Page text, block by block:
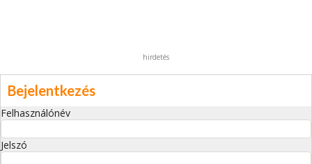
hirdetés
Bejelentkezés
Felhasználónév
Jelszó